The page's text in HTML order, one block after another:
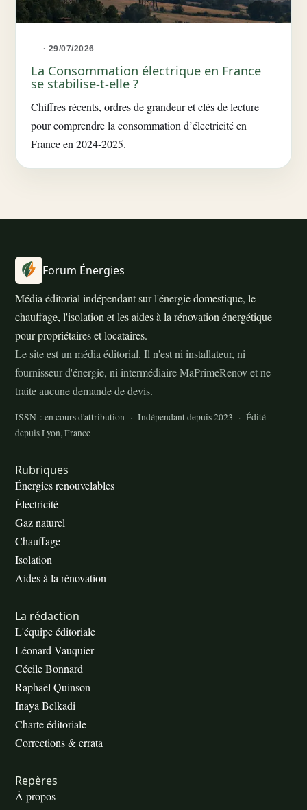
· 29/07/2026
La Consommation électrique en France
se stabilise-t-elle ?
Chiffres récents, ordres de grandeur et clés de lecture
pour comprendre la consommation d’électricité en
France en 2024-2025.
Forum Énergies
Média éditorial indépendant sur l'énergie domestique, le
chauffage, l'isolation et les aides à la rénovation énergétique
pour propriétaires et locataires.
Le site est un média éditorial. Il n'est ni installateur, ni
fournisseur d'énergie, ni intermédiaire MaPrimeRenov et ne
traite aucune demande de devis.
ISSN : en cours d'attribution · Indépendant depuis 2023 · Édité
depuis Lyon, France
Rubriques
Énergies renouvelables
Électricité
Gaz naturel
Chauffage
Isolation
Aides à la rénovation
La rédaction
L'équipe éditoriale
Léonard Vauquier
Cécile Bonnard
Raphaël Quinson
Inaya Belkadi
Charte éditoriale
Corrections & errata
Repères
À propos